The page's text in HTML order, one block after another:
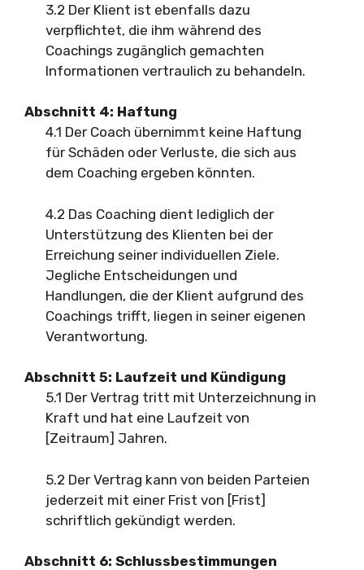
3.2 Der Klient ist ebenfalls dazu
verpflichtet, die ihm während des
Coachings zugänglich gemachten
Informationen vertraulich zu behandeln.
Abschnitt 4: Haftung
4.1 Der Coach übernimmt keine Haftung
für Schäden oder Verluste, die sich aus
dem Coaching ergeben könnten.
4.2 Das Coaching dient lediglich der
Unterstützung des Klienten bei der
Erreichung seiner individuellen Ziele.
Jegliche Entscheidungen und
Handlungen, die der Klient aufgrund des
Coachings trifft, liegen in seiner eigenen
Verantwortung.
Abschnitt 5: Laufzeit und Kündigung
5.1 Der Vertrag tritt mit Unterzeichnung in
Kraft und hat eine Laufzeit von
[Zeitraum] Jahren.
5.2 Der Vertrag kann von beiden Parteien
jederzeit mit einer Frist von [Frist]
schriftlich gekündigt werden.
Abschnitt 6: Schlussbestimmungen